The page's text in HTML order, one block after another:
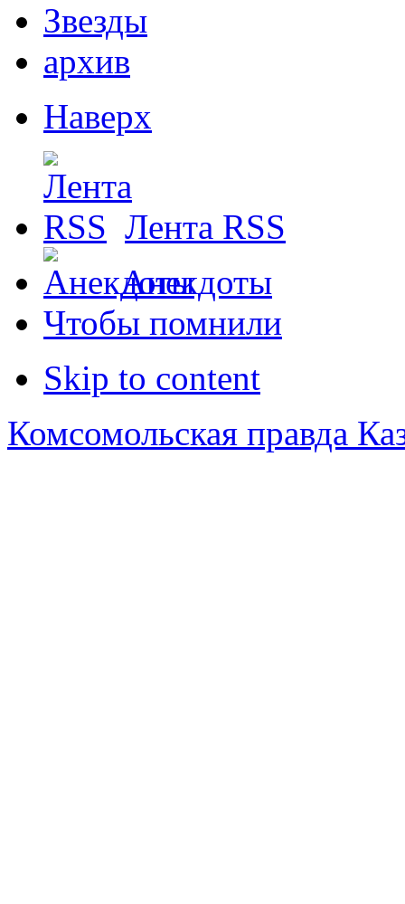
Звезды
архив
Наверх
Лента RSS
Анекдоты
Чтобы помнили
Skip to content
Комсомольская правда